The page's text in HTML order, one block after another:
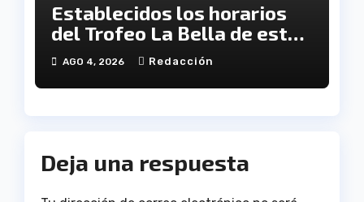
Establecidos los horarios
del Trofeo La Bella de este
viernes
AGO 4, 2026 Redacción
Deja una respuesta